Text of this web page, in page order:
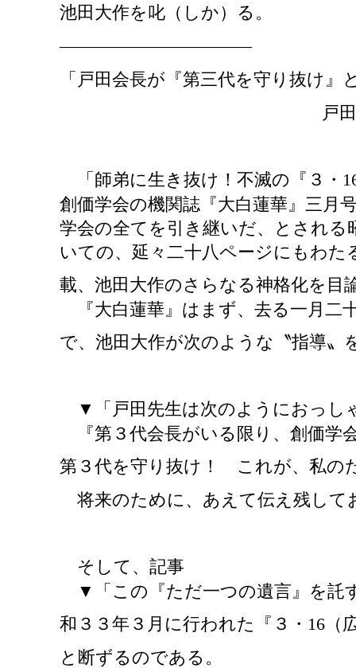
池田大作を叱（しか）る。
―――――――――――
「戸田会長が『第三代を守り抜け』
戸田会長の意図
「師弟に生き抜け！不滅の『３・
創価学会の機関誌『大白蓮華』三月
学会の全てを引き継いだ、とされる
いての、延々二十八ページにもわ
載、池田大作のさらなる神格化を目
『大白蓮華』はまず、去る一月二
で、池田大作が次のような〝指導〟
▼「戸田先生は次のようにおっし
『第３代会長がいる限り、創価学
第３代を守り抜け！ これが、私の
将来のために、あえて伝え残して
そして、記事
▼「この『ただ一つの遺言』を託
和３３年３月に行われた『３・16（
と断ずるのである。